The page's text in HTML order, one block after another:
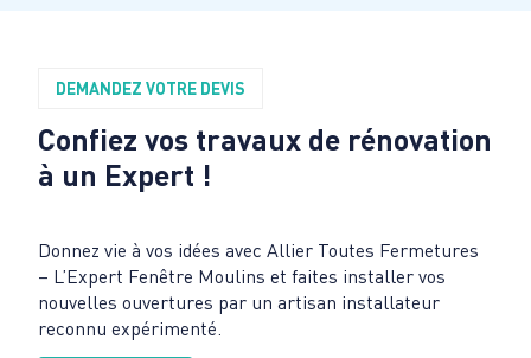
DEMANDEZ VOTRE DEVIS
Confiez vos travaux de rénovation
à un Expert !
Donnez vie à vos idées avec Allier Toutes Fermetures
– L’Expert Fenêtre Moulins et faites installer vos
nouvelles ouvertures par un artisan installateur
reconnu expérimenté.